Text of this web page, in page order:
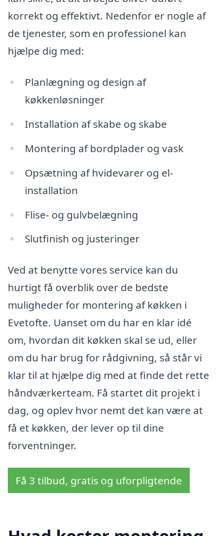
korrekt og effektivt. Nedenfor er nogle af
de tjenester, som en professionel kan
hjælpe dig med:
Planlægning og design af
køkkenløsninger
Installation af skabe og skabe
Montering af bordplader og vask
Opsætning af hvidevarer og el-
installation
Flise- og gulvbelægning
Slutfinish og justeringer
Ved at benytte vores service kan du
hurtigt få overblik over de bedste
muligheder for montering af køkken i
Evetofte. Uanset om du har en klar idé
om, hvordan dit køkken skal se ud, eller
om du har brug for rådgivning, så står vi
klar til at hjælpe dig med at finde det rette
håndværkerteam. Få startet dit projekt i
dag, og oplev hvor nemt det kan være at
få et køkken, der lever op til dine
forventninger.
Få 3 tilbud, gratis og uforpligtende